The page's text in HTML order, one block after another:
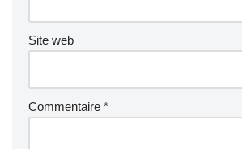
Site web
Commentaire *